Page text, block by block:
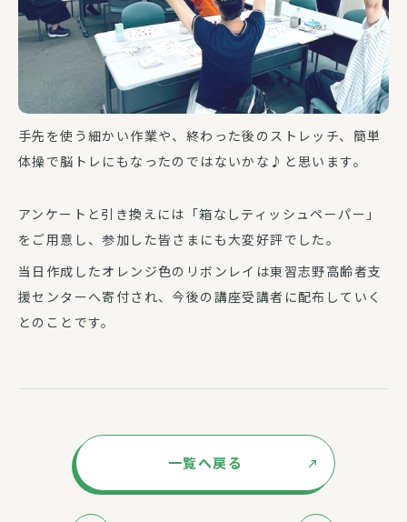
手先を使う細かい作業や、終わった後のストレッチ、簡単
体操で脳トレにもなったのではないかな♪と思います。
アンケートと引き換えには「箱なしティッシュペーパー」
をご用意し、参加した皆さまにも大変好評でした。
当日作成したオレンジ色のリボンレイは東習志野高齢者支
援センターへ寄付され、今後の講座受講者に配布していく
とのことです。
一覧へ戻る